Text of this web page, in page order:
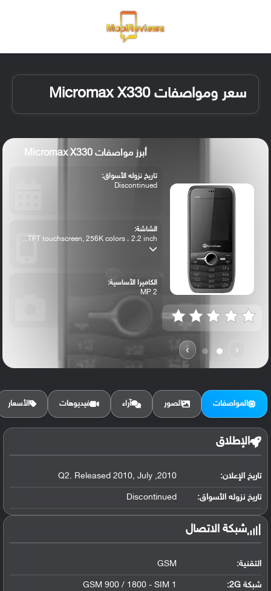
سعر ومواصفات Micromax X330
‹
›
أبرز مواصفات Micromax X330
تاريخ نزوله الأسواق:
Discontinued
الشاشة:
TFT touchscreen, 256K colors ، 2.2 inch...
الكاميرا الأساسية:
2 MP
المواصفات الصور آراء فيديوهات الأسعار
الإطلاق
تاريخ الإعلان: 2010, Q2. Released 2010, July
تاريخ نزوله الأسواق: Discontinued
شبكة الاتصال
التقنية: GSM
شبكة 2G: GSM 900 / 1800 - SIM 1